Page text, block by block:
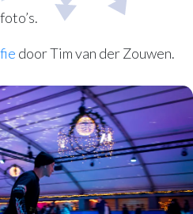
door Tim van der Zouwen.